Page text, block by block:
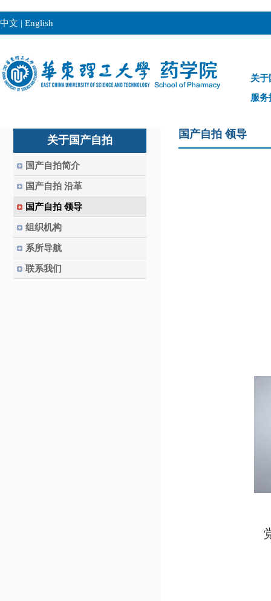
中文 | English
关于
服务
关于国产自拍
国产自拍简介
国产自拍 沿革
国产自拍 领导
组织机构
系所导航
联系我们
国产自拍 领导